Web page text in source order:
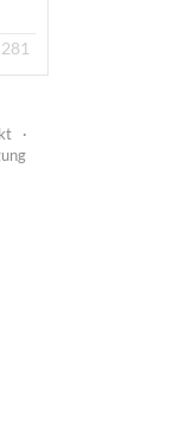
281
·